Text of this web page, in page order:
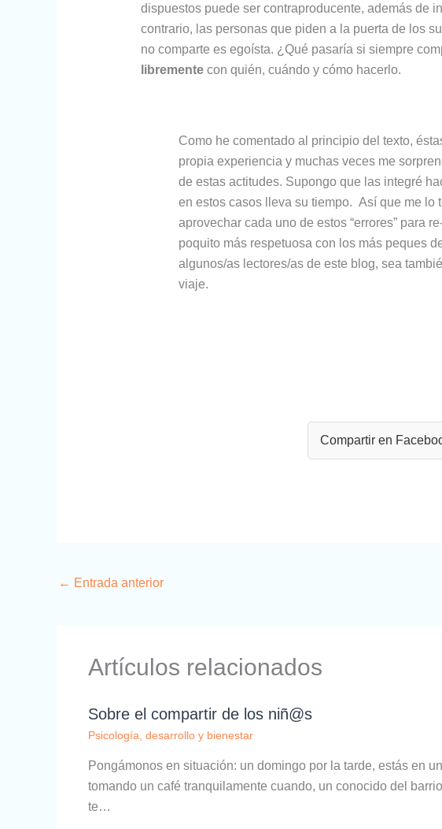
dispuestos puede ser contraproducente, además de
contrario, las personas que piden a la puerta de los
no comparte es egoísta. ¿Qué pasaría si siempre
librementecon quién, cuándo y cómo hacerlo.
Como he comentado al principio del texto,
propia experiencia y muchas veces me
de estas actitudes. Supongo que las integré
en estos casos lleva su tiempo. Así que me lo
aprovechar cada uno de estos “errores” para
poquito más respetuosa con los más peques
algunos/as lectores/as de este blog, sea
viaje.
Compartir en
← Entrada anterior
Artículos relacionados
Sobre el compartir de los niñ@s
Psicología, desarrollo y bienestar
Pongámonos en situación: un domingo por la tarde, estás en
tomando un café tranquilamente cuando, un conocido del
te…